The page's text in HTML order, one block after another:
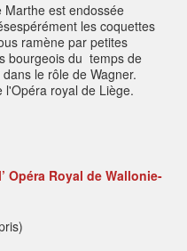
est endossée
les coquettes
ramène par petites
bourgeois du temps de
dans le rôle de Wagner.
l'Opéra royal de Liège.
l’ Opéra Royal de Wallonie-